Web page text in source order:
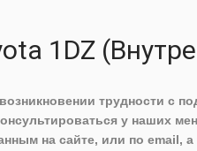
1DZ
трудности с
у наших
на сайте, или по email,